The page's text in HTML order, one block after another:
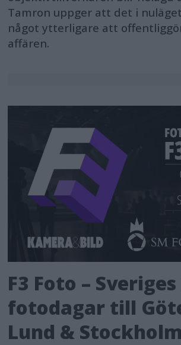
Tamron uppger att det i
något ytterligare att
affären.
F3 Foto –
fotodagar till
Lund & Stockholm